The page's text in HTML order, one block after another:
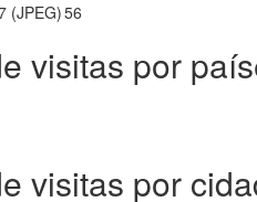
(JPEG)56
visitas por
visitas por